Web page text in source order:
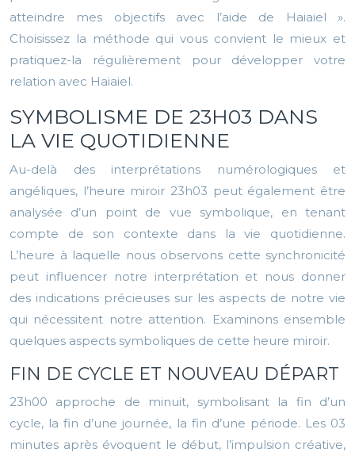
atteindre mes objectifs avec l’aide de Haiaiel ».
Choisissez la méthode qui vous convient le mieux et
pratiquez-la régulièrement pour développer votre
relation avec Haiaiel.
SYMBOLISME DE 23H03 DANS
LA VIE QUOTIDIENNE
Au-delà des interprétations numérologiques et
angéliques, l’heure miroir 23h03 peut également être
analysée d’un point de vue symbolique, en tenant
compte de son contexte dans la vie quotidienne.
L’heure à laquelle nous observons cette synchronicité
peut influencer notre interprétation et nous donner
des indications précieuses sur les aspects de notre vie
qui nécessitent notre attention. Examinons ensemble
quelques aspects symboliques de cette heure miroir.
FIN DE CYCLE ET NOUVEAU DÉPART
23h00 approche de minuit, symbolisant la fin d’un
cycle, la fin d’une journée, la fin d’une période. Les 03
minutes après évoquent le début, l’impulsion créative,